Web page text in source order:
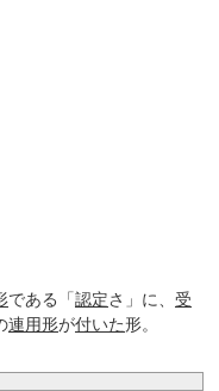
である「認定さ」に、 受
連用形が付いた形。